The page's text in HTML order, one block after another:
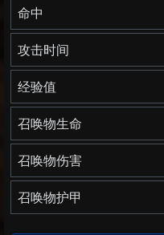
命中
攻击时间
经验值
召唤物生命
召唤物伤害
召唤物护甲